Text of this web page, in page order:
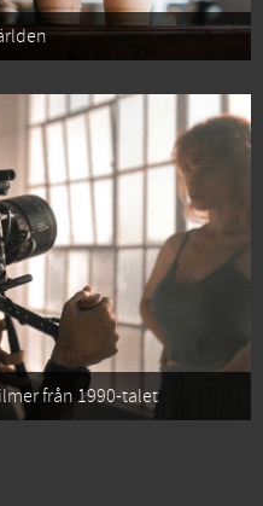
från 1990-talet